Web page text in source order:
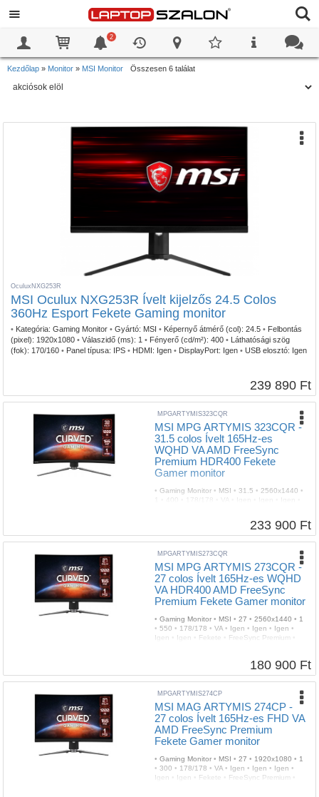
2
Kezdőlap » Monitor » MSI Monitor Összesen 6 találat
OculuxNXG253R
MSI Oculux NXG253R Ívelt kijelzős 24.5 Colos
360Hz Esport Fekete Gaming monitor
• Kategória: Gaming Monitor • Gyártó: MSI • Képernyő átmérő (col): 24.5 • Felbontás
(pixel): 1920x1080 • Válaszidő (ms): 1 • Fényerő (cd/m²): 400 • Láthatósági szög
(fok): 170/160 • Panel típusa: IPS • HDMI: Igen • DisplayPort: Igen • USB elosztó: Igen
239 890 Ft
MPGARTYMIS323CQR
MSI MPG ARTYMIS 323CQR -
31.5 colos Ívelt 165Hz-es
WQHD VA AMD FreeSync
Premium HDR400 Fekete
Gamer monitor
• Gaming Monitor • MSI • 31.5 • 2560x1440 •
1
400 178/178 VA Igen Igen Igen
233 900 Ft
MPGARTYMIS273CQR
MSI MPG ARTYMIS 273CQR -
27 colos Ívelt 165Hz-es WQHD
VA HDR400 AMD FreeSync
Premium Fekete Gamer monitor
• Gaming Monitor • MSI • 27 • 2560x1440 • 1
• 550 • 178/178 • VA • Igen • Igen • Igen •
Igen
Igen Fekete FreeSync Premium
180 900 Ft
MPGARTYMIS274CP
MSI MAG ARTYMIS 274CP -
27 colos Ívelt 165Hz-es FHD VA
AMD FreeSync Premium
Fekete Gamer monitor
• Gaming Monitor • MSI • 27 • 1920x1080 • 1
• 300 • 178/178 • VA • Igen • Igen • Igen •
Igen
Igen Fekete FreeSync Premium